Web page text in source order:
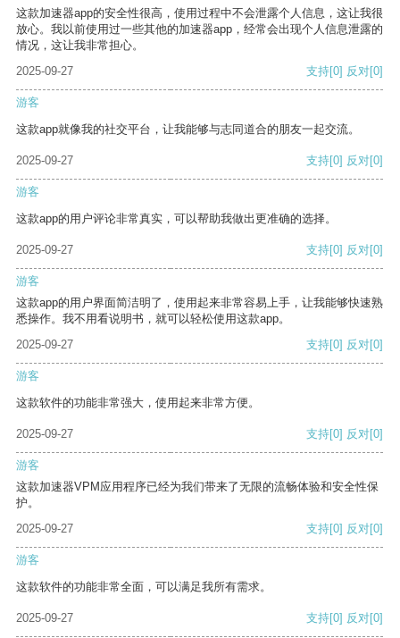
这款加速器app的安全性很高，使用过程中不会泄露个人信息，这让我很
放心。我以前使用过一些其他的加速器app，经常会出现个人信息泄露的
情况，这让我非常担心。
2025-09-27
支持[0] 反对[0]
游客
这款app就像我的社交平台，让我能够与志同道合的朋友一起交流。
2025-09-27 支持[0] 反对[0]
游客
这款app的用户评论非常真实，可以帮助我做出更准确的选择。
2025-09-27 支持[0] 反对[0]
游客
这款app的用户界面简洁明了，使用起来非常容易上手，让我能够快速熟
悉操作。我不用看说明书，就可以轻松使用这款app。
2025-09-27
支持[0] 反对[0]
游客
这款软件的功能非常强大，使用起来非常方便。
2025-09-27 支持[0] 反对[0]
游客
这款加速器VPM应用程序已经为我们带来了无限的流畅体验和安全性保
护。
2025-09-27
支持[0] 反对[0]
游客
这款软件的功能非常全面，可以满足我所有需求。
2025-09-27 支持[0] 反对[0]